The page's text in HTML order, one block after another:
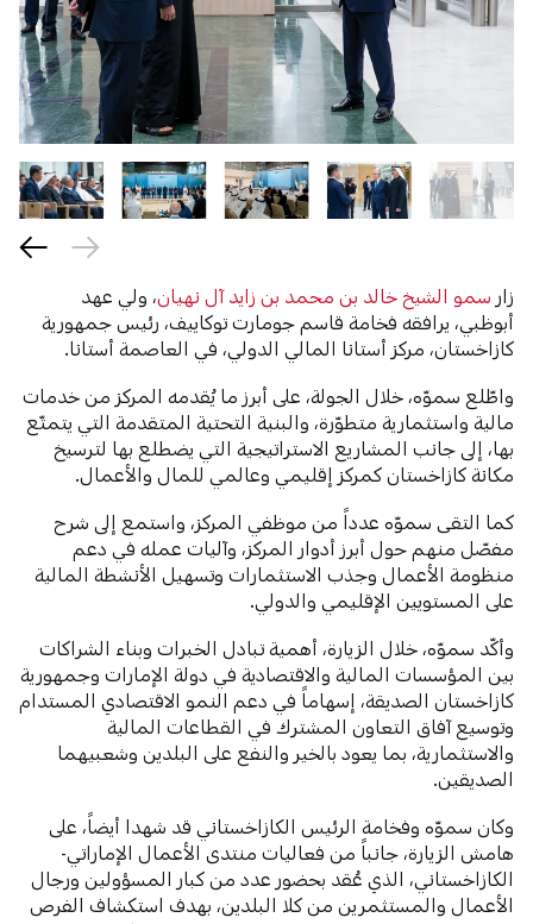
زار سمو الشيخ خالد بن محمد بن زايد آل نهيان، ولي عهد
أبوظبي، يرافقه فخامة قاسم جومارت توكاييف، رئيس جمهورية
كازاخستان، مركز أستانا المالي الدولي، في العاصمة أستانا.
واطّلع سموّه، خلال الجولة، على أبرز ما يُقدمه المركز من خدمات
مالية واستثمارية متطوّرة، والبنية التحتية المتقدمة التي يتمتّع
بها، إلى جانب المشاريع الاستراتيجية التي يضطلع بها لترسيخ
مكانة كازاخستان كمركز إقليمي وعالمي للمال والأعمال.
كما التقى سموّه عدداً من موظفي المركز، واستمع إلى شرح
مفصّل منهم حول أبرز أدوار المركز، وآليات عمله في دعم
منظومة الأعمال وجذب الاستثمارات وتسهيل الأنشطة المالية
على المستويين الإقليمي والدولي.
وأكّد سموّه، خلال الزيارة، أهمية تبادل الخبرات وبناء الشراكات
بين المؤسسات المالية والاقتصادية في دولة الإمارات وجمهورية
كازاخستان الصديقة، إسهاماً في دعم النمو الاقتصادي المستدام
وتوسيع آفاق التعاون المشترك في القطاعات المالية
والاستثمارية، بما يعود بالخير والنفع على البلدين وشعبيهما
الصديقين.
وكان سموّه وفخامة الرئيس الكازاخستاني قد شهدا أيضاً، على
هامش الزيارة، جانباً من فعاليات منتدى الأعمال الإماراتي-
الكازاخستاني، الذي عُقد بحضور عدد من كبار المسؤولين ورجال
الأعمال والمستثمرين من كلا البلدين، بهدف استكشاف الفرص